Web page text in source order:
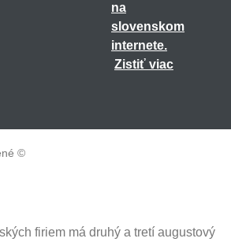
Zistiť viac
©
firiem má druhý a tretí augustový